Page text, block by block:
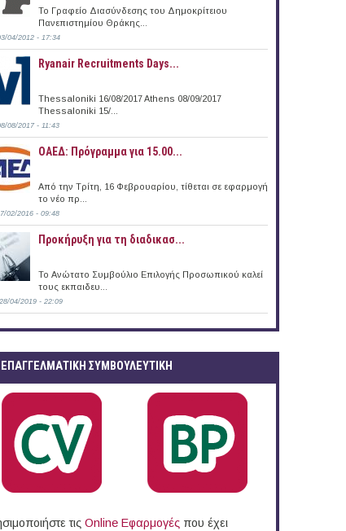
09/2015)
Το Γραφείο Διασύνδεσης του Δημοκρίτειου
Πανεπιστημίου Θράκης...
04/2012 - 17:34
Ryanair Recruitments Days...
Thessaloniki 16/08/2017 Athens 08/09/2017
Thessaloniki 15/...
08/2017 - 11:43
ΟΑΕΔ: Πρόγραμμα για 15.00...
Από την Τρίτη, 16 Φεβρουαρίου, τίθεται σε εφαρμογή
το νέο πρ...
02/2016 - 09:48
Προκήρυξη για τη διαδικασ...
Το Ανώτατο Συμβούλιο Επιλογής Προσωπικού καλεί
τους εκπαιδευ...
04/2019 - 22:09
ΕΠΑΓΓΕΛΜΑΤΙΚΉ ΣΥΜΒΟΥΛΕΥΤΙΚΉ
τις Online Eφαρμογές που έχει